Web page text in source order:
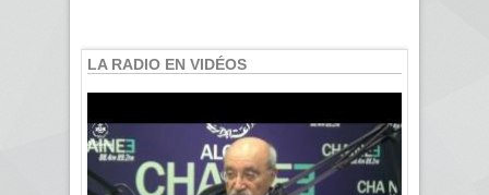
LA RADIO EN VIDÉOS